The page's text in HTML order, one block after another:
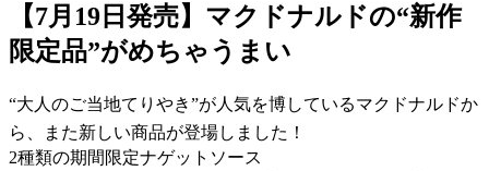
【7月19日発売】マクドナルドの“新作
限定品”がめちゃうまい
“大人のご当地てりやき”が人気を博しているマクドナルドか
ら、また新しい商品が登場しました！
2種類の期間限定ナゲットソース